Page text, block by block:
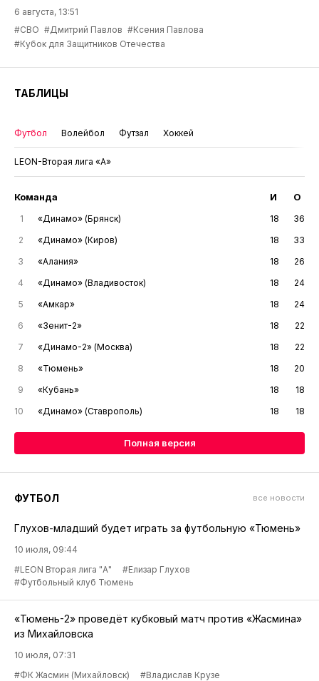
6 августа, 13:51
#СВО #Дмитрий Павлов #Ксения Павлова
#Кубок для Защитников Отечества
ТАБЛИЦЫ
Футбол Волейбол Футзал Хоккей
LEON-Вторая лига «А»
Команда И О
1 «Динамо» (Брянск) 18
36
2
«Динамо» (Киров) 18
33
3
«Алания» 18
26
4
«Динамо» (Владивосток) 18
24
5
«Амкар» 18
24
6
«Зенит-2» 18
22
7
«Динамо-2» (Москва) 18
22
8
«Тюмень» 18
20
9
«Кубань» 18
18
10
«Динамо» (Ставрополь) 18 18
Полная версия
ФУТБОЛ все новости
Глухов-младший будет играть за футбольную «Тюмень»
10 июля, 09:44
#LEON Вторая лига "А"
#Елизар Глухов
#Футбольный клуб Тюмень
«Тюмень-2» проведёт кубковый матч против «Жасмина»
из Михайловска
10 июля, 07:31
#ФК Жасмин (Михайловск)
#Владислав Крузе